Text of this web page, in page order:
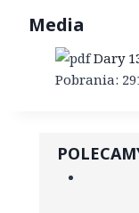
Media
Dary
Pobrania: